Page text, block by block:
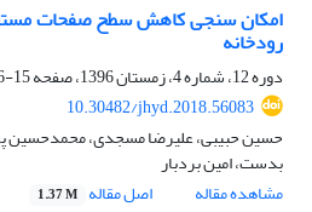
امکان سنجی کاهش سطح صفحات
رودخانه
دوره 12، شماره 4، زمستان 1396، صفحه
15-26
10.30482/jhyd.2018.56083
حسین حبیبی، علیرضا مسجدی، محمدحسین
بدست، امین بردبار
مشاهده مقاله
اصل مقاله 1.37 M